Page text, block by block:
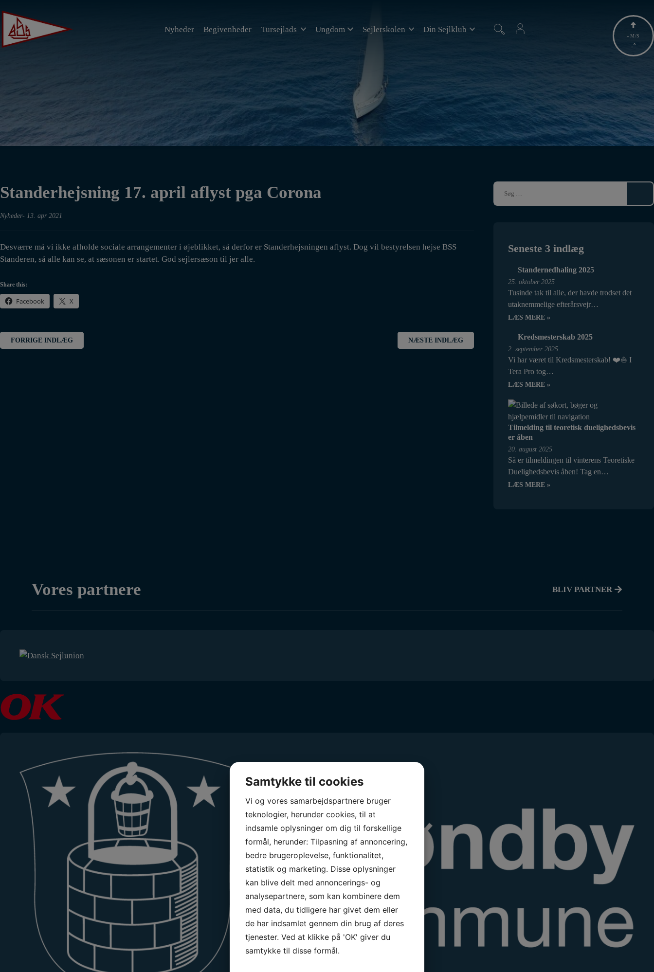
indholdet
Nyheder Begivenheder Tursejlads Ungdom Sejlerskolen Din Sejlklub
- M/S
-
Standerhejsning 17. april aflyst pga Corona
Nyheder 13. apr 2021
Desværre må vi ikke afholde sociale arrangementer i øjeblikket, så derfor er Standerhejsningen aflyst. Dog vil bestyrelsen hejse BSS
Standeren, så alle kan se, at sæsonen er startet. God sejlersæson til jer alle.
Share this:
Facebook X
Indlægsnavigation
FORRIGE INDLÆG NÆSTE INDLÆG
Seneste 3 indlæg
Standernedhaling 2025
25. oktober 2025
Tusinde tak til alle, der havde trodset det
utaknemmelige efterårsvejr…
LÆS MERE »
Kredsmesterskab 2025
2. september 2025
Vi har været til Kredsmesterskab! ❤️⛵ I
Tera Pro tog…
LÆS MERE »
Tilmelding til teoretisk duelighedsbevis
er åben
20. august 2025
Så er tilmeldingen til vinterens Teoretiske
Duelighedsbevis åben! Tag en…
LÆS MERE »
Vores partnere BLIV PARTNER
Samtykke til cookies
Vi og vores samarbejdspartnere bruger
teknologier, herunder cookies, til at
indsamle oplysninger om dig til forskellige
formål, herunder: Tilpasning af annoncering,
bedre brugeroplevelse, funktionalitet,
statistik og marketing. Disse oplysninger
kan blive delt med annoncerings- og
analysepartnere, som kan kombinere dem
med data, du tidligere har givet dem eller
de har indsamlet gennem din brug af deres
tjenester. Ved at klikke på 'OK' giver du
samtykke til disse formål.